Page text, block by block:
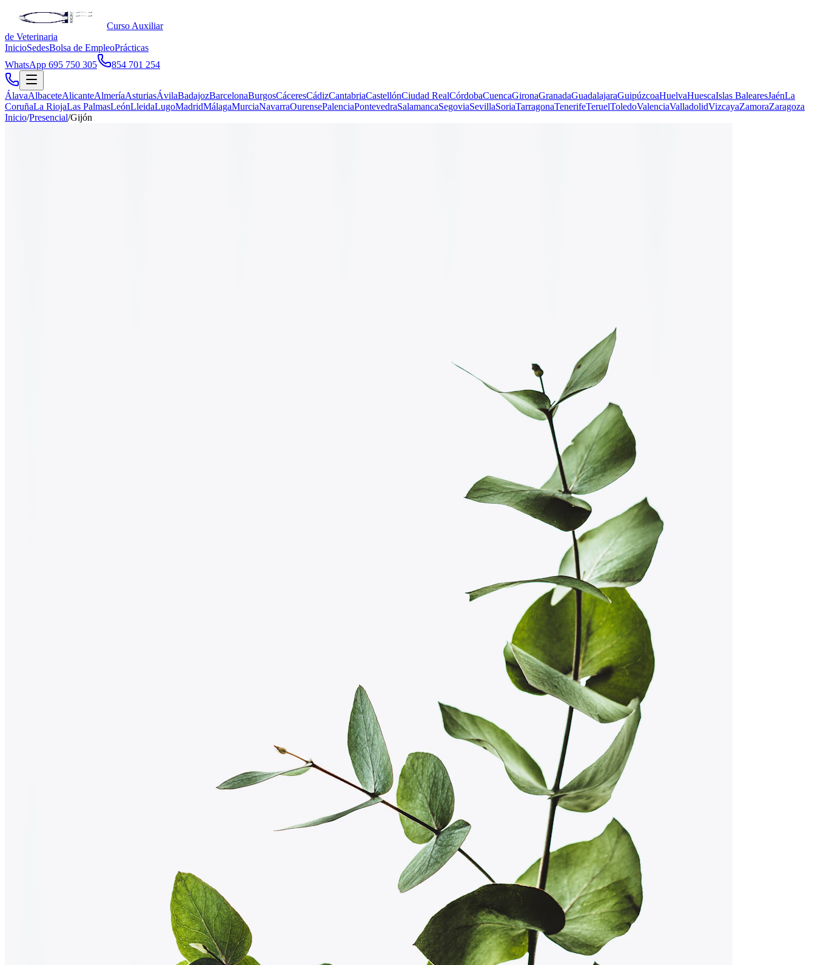
Curso Auxiliar
de Veterinaria
InicioSedesBolsa de EmpleoPrácticas
WhatsApp 695 750 305
854 701 254
ÁlavaAlbaceteAlicanteAlmeríaAsturiasÁvilaBadajozBarcelonaBurgosCáceresCádizCantabriaCastellónCiudad RealCórdobaCuencaGironaGranadaGuadalajaraGuipúzcoaHuelvaHuescaIslas BalearesJaénLa
CoruñaLa RiojaLas PalmasLeónLleidaLugoMadridMálagaMurciaNavarraOurensePalenciaPontevedraSalamancaSegoviaSevillaSoriaTarragonaTenerifeTeruelToledoValenciaValladolidVizcayaZamoraZaragoza
Inicio/Presencial/Gijón